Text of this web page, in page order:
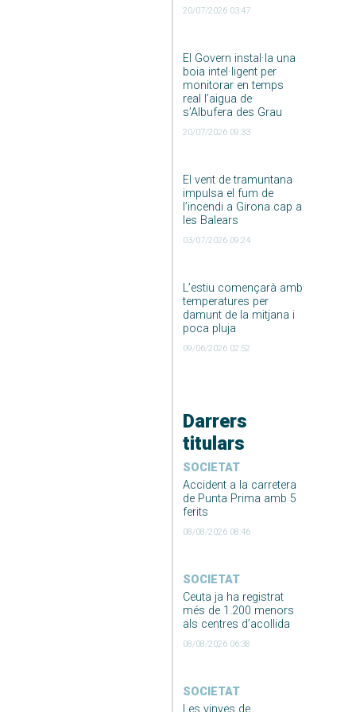
20/07/2026 03:47
El Govern instal·la una
boia intel·ligent per
monitorar en temps
real l’aigua de
s’Albufera des Grau
20/07/2026 09:33
El vent de tramuntana
impulsa el fum de
l’incendi a Girona cap a
les Balears
03/07/2026 09:24
L’estiu començarà amb
temperatures per
damunt de la mitjana i
poca pluja
09/06/2026 02:52
Darrers
titulars
SOCIETAT
Accident a la carretera
de Punta Prima amb 5
ferits
08/08/2026 08:46
SOCIETAT
Ceuta ja ha registrat
més de 1.200 menors
als centres d’acollida
08/08/2026 06:38
SOCIETAT
Les vinyes de